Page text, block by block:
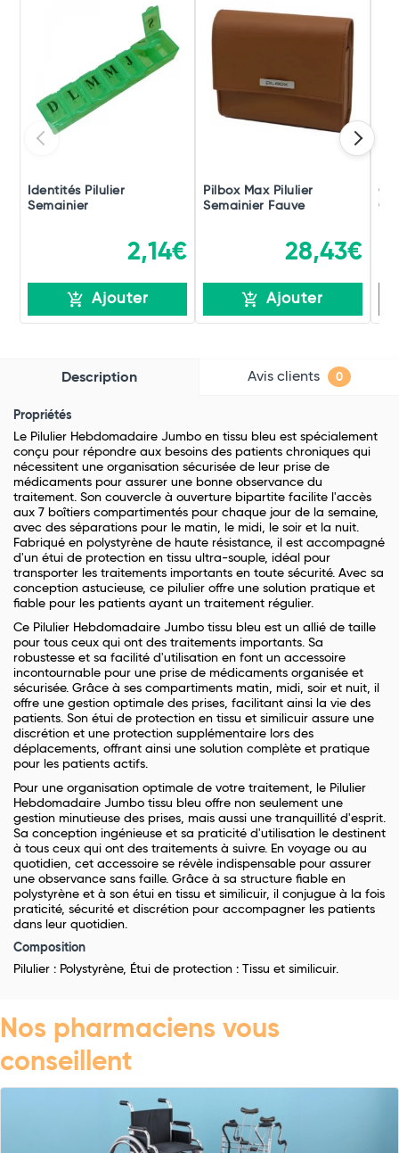
Identités Pilulier
Semainier
2,14€
Ajouter
Pilbox Max Pilulier
Semainier Fauve
28,43€
Ajouter
Description Avis clients 0
Propriétés
Le Pilulier Hebdomadaire Jumbo en tissu bleu est spécialement
conçu pour répondre aux besoins des patients chroniques qui
nécessitent une organisation sécurisée de leur prise de
médicaments pour assurer une bonne observance du
traitement. Son couvercle à ouverture bipartite facilite l'accès
aux 7 boîtiers compartimentés pour chaque jour de la semaine,
avec des séparations pour le matin, le midi, le soir et la nuit.
Fabriqué en polystyrène de haute résistance, il est accompagné
d'un étui de protection en tissu ultra-souple, idéal pour
transporter les traitements importants en toute sécurité. Avec sa
conception astucieuse, ce pilulier offre une solution pratique et
fiable pour les patients ayant un traitement régulier.
Ce Pilulier Hebdomadaire Jumbo tissu bleu est un allié de taille
pour tous ceux qui ont des traitements importants. Sa
robustesse et sa facilité d'utilisation en font un accessoire
incontournable pour une prise de médicaments organisée et
sécurisée. Grâce à ses compartiments matin, midi, soir et nuit, il
offre une gestion optimale des prises, facilitant ainsi la vie des
patients. Son étui de protection en tissu et similicuir assure une
discrétion et une protection supplémentaire lors des
déplacements, offrant ainsi une solution complète et pratique
pour les patients actifs.
Pour une organisation optimale de votre traitement, le Pilulier
Hebdomadaire Jumbo tissu bleu offre non seulement une
gestion minutieuse des prises, mais aussi une tranquillité d'esprit.
Sa conception ingénieuse et sa praticité d'utilisation le destinent
à tous ceux qui ont des traitements à suivre. En voyage ou au
quotidien, cet accessoire se révèle indispensable pour assurer
une observance sans faille. Grâce à sa structure fiable en
polystyrène et à son étui en tissu et similicuir, il conjugue à la fois
praticité, sécurité et discrétion pour accompagner les patients
dans leur quotidien.
Composition
Pilulier : Polystyrène, Étui de protection : Tissu et similicuir.
Nos pharmaciens vous
conseillent